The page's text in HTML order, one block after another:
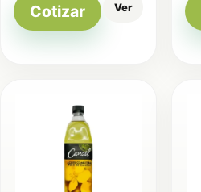
Cotizar Ver